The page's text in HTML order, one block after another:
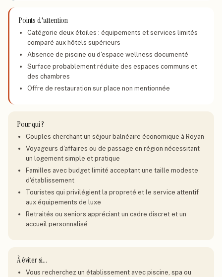
Points d'attention
Catégorie deux étoiles : équipements et services limités
comparé aux hôtels supérieurs
Absence de piscine ou d'espace wellness documenté
Surface probablement réduite des espaces communs et
des chambres
Offre de restauration sur place non mentionnée
Pour qui ?
Couples cherchant un séjour balnéaire économique à Royan
Voyageurs d'affaires ou de passage en région nécessitant
un logement simple et pratique
Familles avec budget limité acceptant une taille modeste
d'établissement
Touristes qui privilégient la propreté et le service attentif
aux équipements de luxe
Retraités ou seniors appréciant un cadre discret et un
accueil personnalisé
À éviter si…
Vous recherchez un établissement avec piscine, spa ou